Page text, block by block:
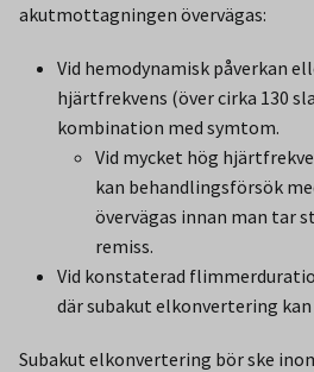
akutmottagningen övervägas:
Vid hemodynamisk påverkan
hjärtfrekvens (över cirka 130
kombination med symtom.
Vid mycket hög
kan behandlingsförsök
övervägas innan man tar
remiss.
Vid konstaterad
där subakut elkonvertering
Subakut elkonvertering bör ske